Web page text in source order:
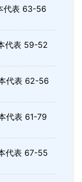
代表 63-56
代表 59-52
代表 62-56
代表 61-79
代表 67-55